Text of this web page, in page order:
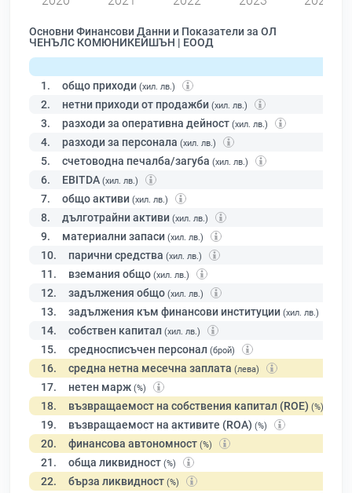
Основни Финансови Данни и Показатели за ОЛ
ЧЕНЪЛС КОМЮНИКЕЙШЪН | ЕООД
1. общо приходи (хил. лв.)
2. нетни приходи от продажби (хил. лв.)
3. разходи за оперативна дейност (хил. лв.)
4. разходи за персонала (хил. лв.)
5. счетоводна печалба/загуба (хил. лв.)
6. EBITDA (хил. лв.)
7. общо активи (хил. лв.)
8. дълготрайни активи (хил. лв.)
9. материални запаси (хил. лв.)
10. парични средства (хил. лв.)
11. вземания общо (хил. лв.)
12. задължения общо (хил. лв.)
13. задължения към финансови институции (хил. лв.)
14. собствен капитал (хил. лв.)
15. средносписъчен персонал (брой)
16. средна нетна месечна заплата (лева)
17. нетен марж (%)
18. възвращаемост на собствения капитал (ROE) (%)
19. възвращаемост на активите (ROA) (%)
20. финансова автономност (%)
21. обща ликвидност (%)
22. бърза ликвидност (%)